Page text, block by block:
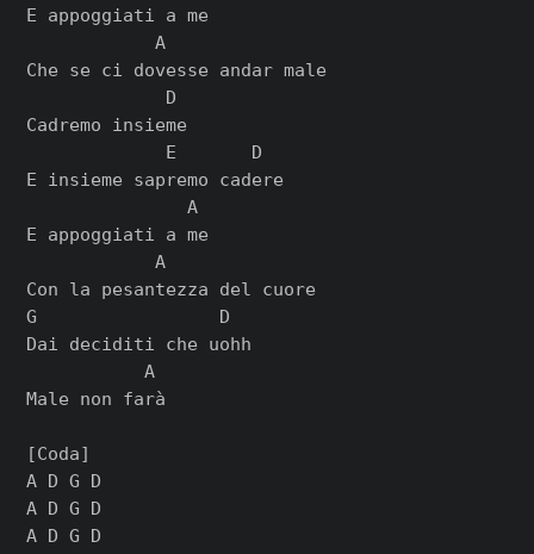
E appoggiati a me
            A
Che se ci dovesse andar male
             D
Cadremo insieme
             E       D
E insieme sapremo cadere
               A
E appoggiati a me
            A
Con la pesantezza del cuore
G                 D
Dai deciditi che uohh
           A
Male non farà
[Coda]
A D G D
A D G D
A D G D